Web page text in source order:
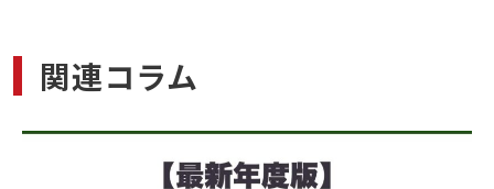
関連コラム